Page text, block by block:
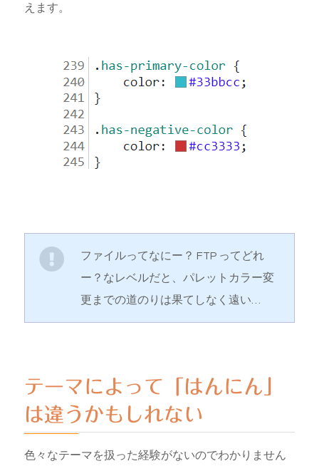
えます。
ファイルってなにー？ FTP ってどれ
ー？なレベルだと、パレットカラー変
更までの道のりは果てしなく遠い…
テーマによって「はんにん」
は違うかもしれない
色々なテーマを扱った経験がないのでわかりません